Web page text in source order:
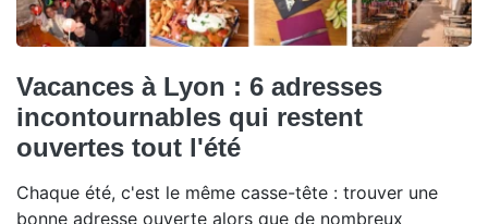
Vacances à Lyon : 6 adresses
incontournables qui restent
ouvertes tout l'été
Chaque été, c'est le même casse-tête : trouver une
bonne adresse ouverte alors que de nombreux